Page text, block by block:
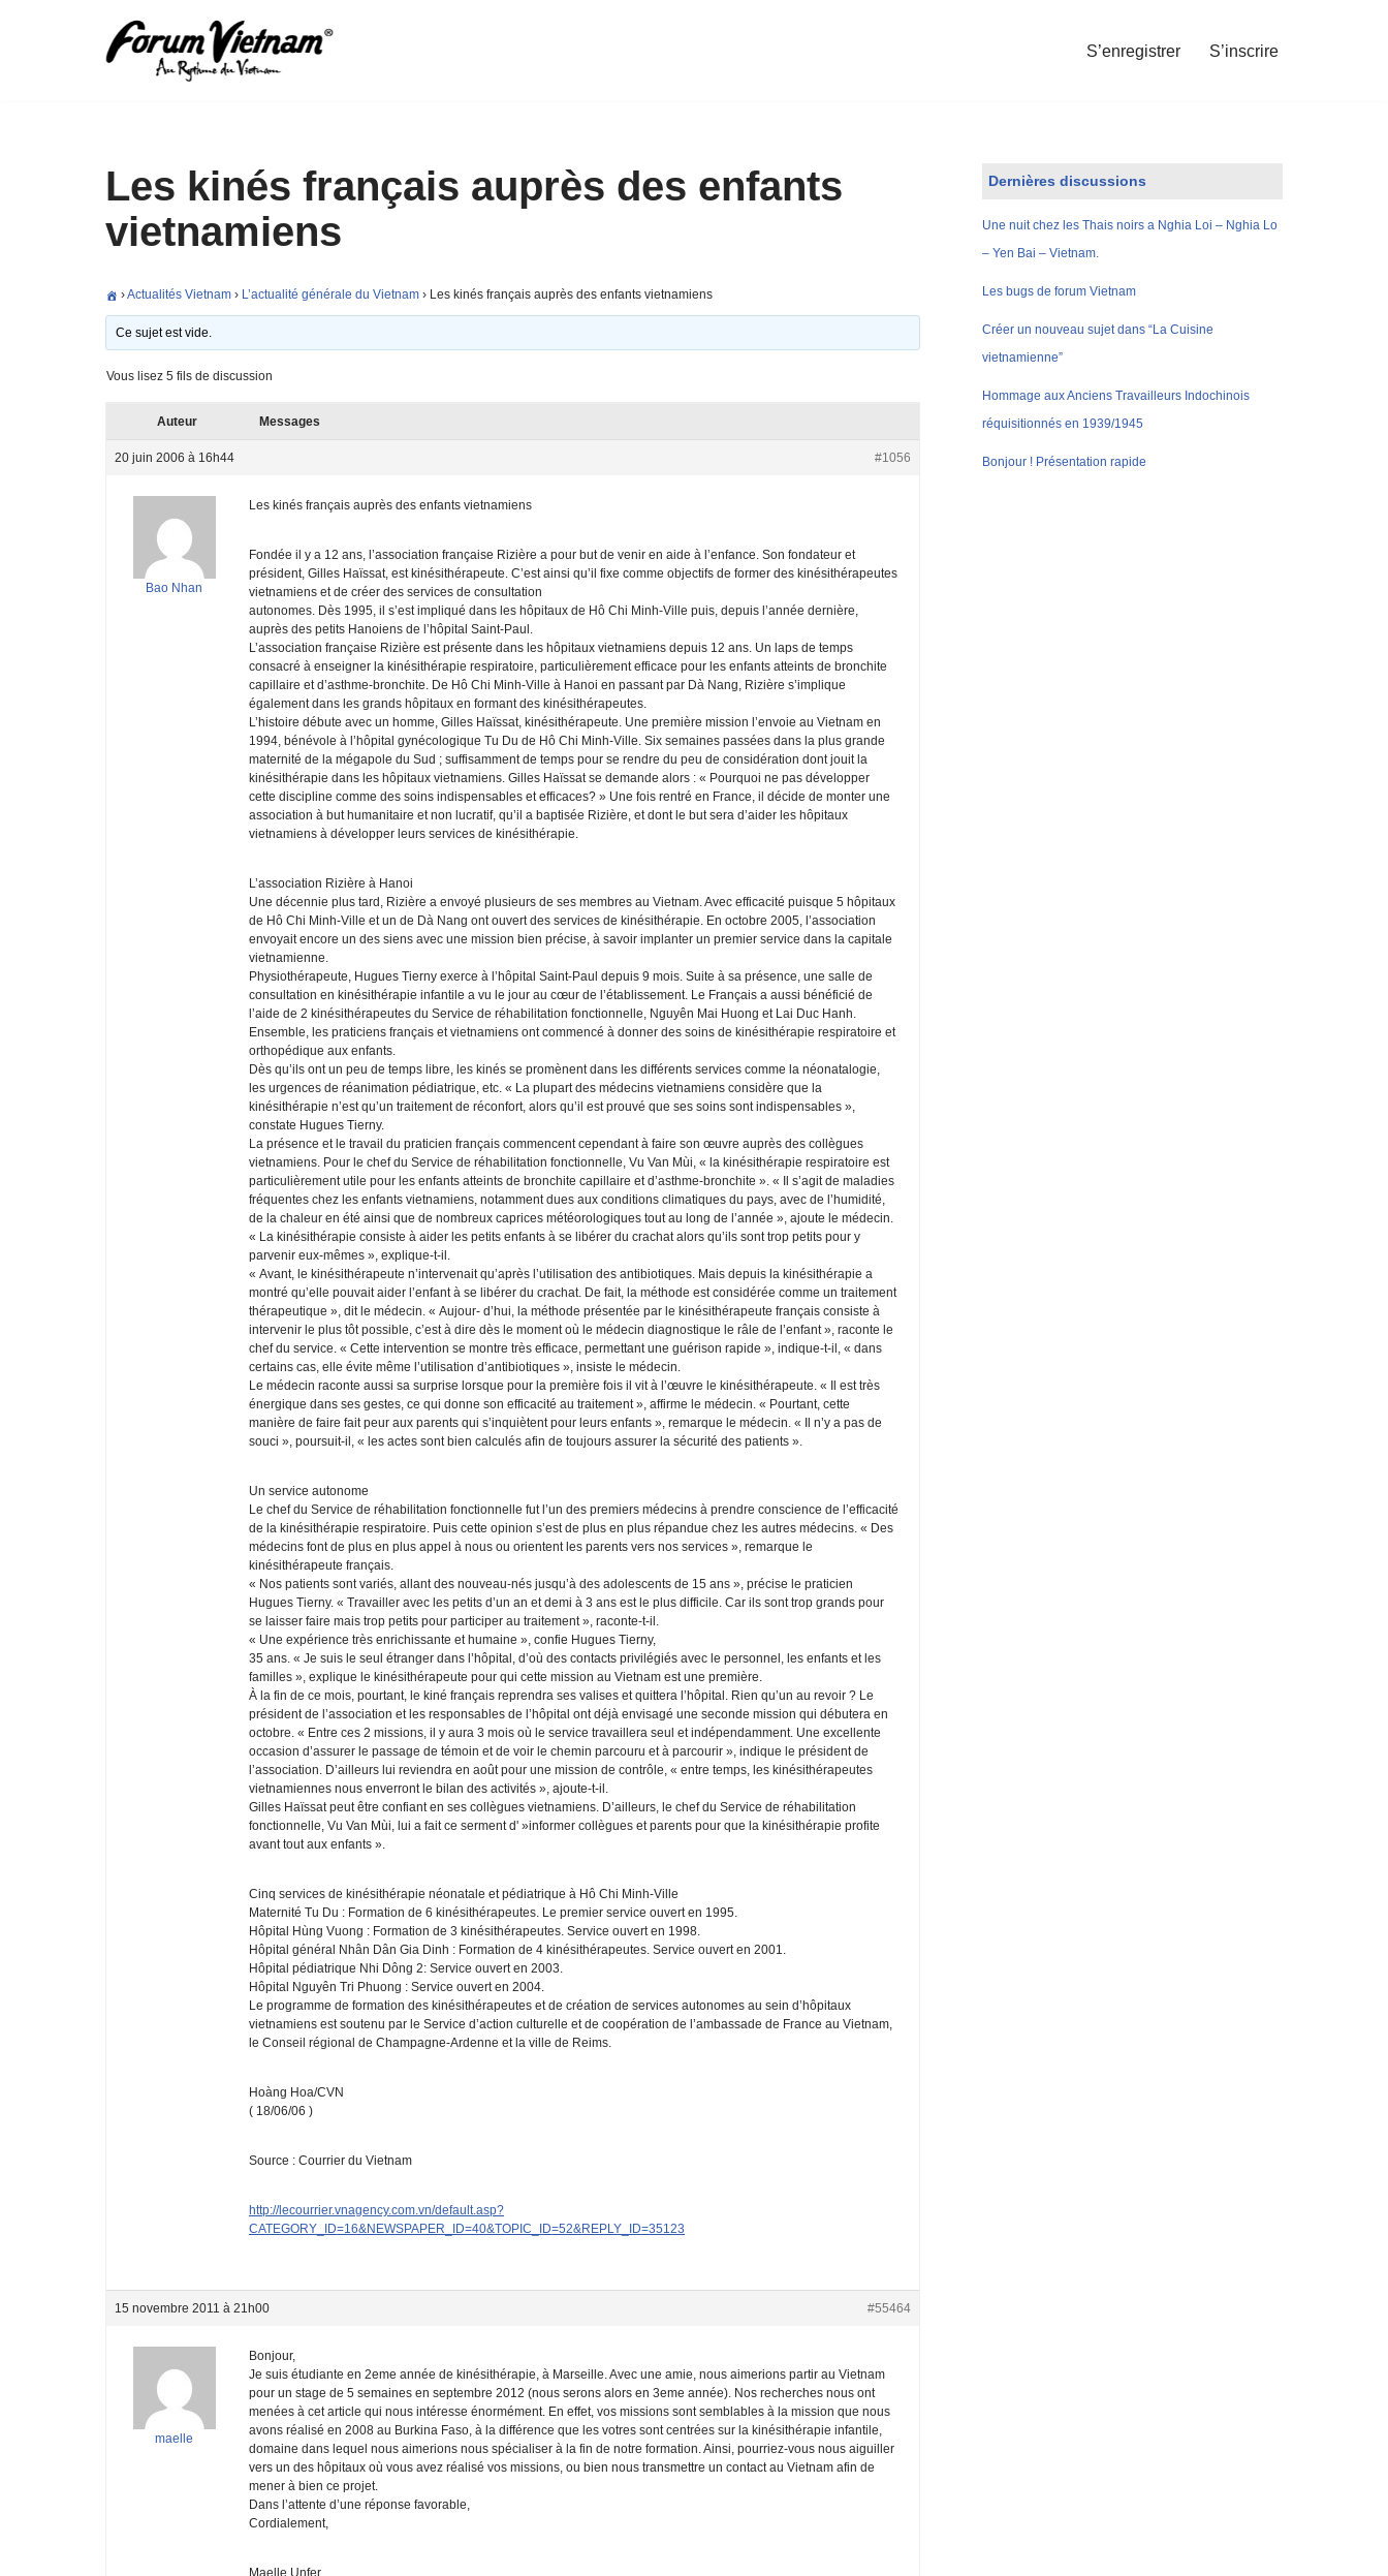
S’enregistrer S’inscrire
Les kinés français auprès des enfants
vietnamiens
›Actualités Vietnam › L’actualité générale du Vietnam › Les kinés français auprès des enfants vietnamiens
Ce sujet est vide.
Vous lisez 5 fils de discussion
Auteur Messages
20 juin 2006 à 16h44 #1056
Bao Nhan
Les kinés français auprès des enfants vietnamiens
Fondée il y a 12 ans, l’association française Rizière a pour but de venir en aide à l’enfance. Son fondateur et
président, Gilles Haïssat, est kinésithérapeute. C’est ainsi qu’il fixe comme objectifs de former des kinésithérapeutes
vietnamiens et de créer des services de consultation
autonomes. Dès 1995, il s’est impliqué dans les hôpitaux de Hô Chi Minh-Ville puis, depuis l’année dernière,
auprès des petits Hanoiens de l’hôpital Saint-Paul.
L’association française Rizière est présente dans les hôpitaux vietnamiens depuis 12 ans. Un laps de temps
consacré à enseigner la kinésithérapie respiratoire, particulièrement efficace pour les enfants atteints de bronchite
capillaire et d’asthme-bronchite. De Hô Chi Minh-Ville à Hanoi en passant par Dà Nang, Rizière s’implique
également dans les grands hôpitaux en formant des kinésithérapeutes.
L’histoire débute avec un homme, Gilles Haïssat, kinésithérapeute. Une première mission l’envoie au Vietnam en
1994, bénévole à l’hôpital gynécologique Tu Du de Hô Chi Minh-Ville. Six semaines passées dans la plus grande
maternité de la mégapole du Sud ; suffisamment de temps pour se rendre du peu de considération dont jouit la
kinésithérapie dans les hôpitaux vietnamiens. Gilles Haïssat se demande alors : « Pourquoi ne pas développer
cette discipline comme des soins indispensables et efficaces? » Une fois rentré en France, il décide de monter une
association à but humanitaire et non lucratif, qu’il a baptisée Rizière, et dont le but sera d’aider les hôpitaux
vietnamiens à développer leurs services de kinésithérapie.
L’association Rizière à Hanoi
Une décennie plus tard, Rizière a envoyé plusieurs de ses membres au Vietnam. Avec efficacité puisque 5 hôpitaux
de Hô Chi Minh-Ville et un de Dà Nang ont ouvert des services de kinésithérapie. En octobre 2005, l’association
envoyait encore un des siens avec une mission bien précise, à savoir implanter un premier service dans la capitale
vietnamienne.
Physiothérapeute, Hugues Tierny exerce à l’hôpital Saint-Paul depuis 9 mois. Suite à sa présence, une salle de
consultation en kinésithérapie infantile a vu le jour au cœur de l’établissement. Le Français a aussi bénéficié de
l’aide de 2 kinésithérapeutes du Service de réhabilitation fonctionnelle, Nguyên Mai Huong et Lai Duc Hanh.
Ensemble, les praticiens français et vietnamiens ont commencé à donner des soins de kinésithérapie respiratoire et
orthopédique aux enfants.
Dès qu’ils ont un peu de temps libre, les kinés se promènent dans les différents services comme la néonatalogie,
les urgences de réanimation pédiatrique, etc. « La plupart des médecins vietnamiens considère que la
kinésithérapie n’est qu’un traitement de réconfort, alors qu’il est prouvé que ses soins sont indispensables »,
constate Hugues Tierny.
La présence et le travail du praticien français commencent cependant à faire son œuvre auprès des collègues
vietnamiens. Pour le chef du Service de réhabilitation fonctionnelle, Vu Van Mùi, « la kinésithérapie respiratoire est
particulièrement utile pour les enfants atteints de bronchite capillaire et d’asthme-bronchite ». « Il s’agit de maladies
fréquentes chez les enfants vietnamiens, notamment dues aux conditions climatiques du pays, avec de l’humidité,
de la chaleur en été ainsi que de nombreux caprices météorologiques tout au long de l’année », ajoute le médecin.
« La kinésithérapie consiste à aider les petits enfants à se libérer du crachat alors qu’ils sont trop petits pour y
parvenir eux-mêmes », explique-t-il.
« Avant, le kinésithérapeute n’intervenait qu’après l’utilisation des antibiotiques. Mais depuis la kinésithérapie a
montré qu’elle pouvait aider l’enfant à se libérer du crachat. De fait, la méthode est considérée comme un traitement
thérapeutique », dit le médecin. « Aujour- d’hui, la méthode présentée par le kinésithérapeute français consiste à
intervenir le plus tôt possible, c’est à dire dès le moment où le médecin diagnostique le râle de l’enfant », raconte le
chef du service. « Cette intervention se montre très efficace, permettant une guérison rapide », indique-t-il, « dans
certains cas, elle évite même l’utilisation d’antibiotiques », insiste le médecin.
Le médecin raconte aussi sa surprise lorsque pour la première fois il vit à l’œuvre le kinésithérapeute. « Il est très
énergique dans ses gestes, ce qui donne son efficacité au traitement », affirme le médecin. « Pourtant, cette
manière de faire fait peur aux parents qui s’inquiètent pour leurs enfants », remarque le médecin. « Il n’y a pas de
souci », poursuit-il, « les actes sont bien calculés afin de toujours assurer la sécurité des patients ».
Un service autonome
Le chef du Service de réhabilitation fonctionnelle fut l’un des premiers médecins à prendre conscience de l’efficacité
de la kinésithérapie respiratoire. Puis cette opinion s’est de plus en plus répandue chez les autres médecins. « Des
médecins font de plus en plus appel à nous ou orientent les parents vers nos services », remarque le
kinésithérapeute français.
« Nos patients sont variés, allant des nouveau-nés jusqu’à des adolescents de 15 ans », précise le praticien
Hugues Tierny. « Travailler avec les petits d’un an et demi à 3 ans est le plus difficile. Car ils sont trop grands pour
se laisser faire mais trop petits pour participer au traitement », raconte-t-il.
« Une expérience très enrichissante et humaine », confie Hugues Tierny,
35 ans. « Je suis le seul étranger dans l’hôpital, d’où des contacts privilégiés avec le personnel, les enfants et les
familles », explique le kinésithérapeute pour qui cette mission au Vietnam est une première.
À la fin de ce mois, pourtant, le kiné français reprendra ses valises et quittera l’hôpital. Rien qu’un au revoir ? Le
président de l’association et les responsables de l’hôpital ont déjà envisagé une seconde mission qui débutera en
octobre. « Entre ces 2 missions, il y aura 3 mois où le service travaillera seul et indépendamment. Une excellente
occasion d’assurer le passage de témoin et de voir le chemin parcouru et à parcourir », indique le président de
l’association. D’ailleurs lui reviendra en août pour une mission de contrôle, « entre temps, les kinésithérapeutes
vietnamiennes nous enverront le bilan des activités », ajoute-t-il.
Gilles Haïssat peut être confiant en ses collègues vietnamiens. D’ailleurs, le chef du Service de réhabilitation
fonctionnelle, Vu Van Mùi, lui a fait ce serment d' »informer collègues et parents pour que la kinésithérapie profite
avant tout aux enfants ».
Cinq services de kinésithérapie néonatale et pédiatrique à Hô Chi Minh-Ville
Maternité Tu Du : Formation de 6 kinésithérapeutes. Le premier service ouvert en 1995.
Hôpital Hùng Vuong : Formation de 3 kinésithérapeutes. Service ouvert en 1998.
Hôpital général Nhân Dân Gia Dinh : Formation de 4 kinésithérapeutes. Service ouvert en 2001.
Hôpital pédiatrique Nhi Dông 2: Service ouvert en 2003.
Hôpital Nguyên Tri Phuong : Service ouvert en 2004.
Le programme de formation des kinésithérapeutes et de création de services autonomes au sein d’hôpitaux
vietnamiens est soutenu par le Service d’action culturelle et de coopération de l’ambassade de France au Vietnam,
le Conseil régional de Champagne-Ardenne et la ville de Reims.
Hoàng Hoa/CVN
( 18/06/06 )
Source : Courrier du Vietnam
http://lecourrier.vnagency.com.vn/default.asp?
CATEGORY_ID=16&NEWSPAPER_ID=40&TOPIC_ID=52&REPLY_ID=35123
15 novembre 2011 à 21h00 #55464
maelle
Bonjour,
Je suis étudiante en 2eme année de kinésithérapie, à Marseille. Avec une amie, nous aimerions partir au Vietnam
pour un stage de 5 semaines en septembre 2012 (nous serons alors en 3eme année). Nos recherches nous ont
menées à cet article qui nous intéresse énormément. En effet, vos missions sont semblables à la mission que nous
avons réalisé en 2008 au Burkina Faso, à la différence que les votres sont centrées sur la kinésithérapie infantile,
domaine dans lequel nous aimerions nous spécialiser à la fin de notre formation. Ainsi, pourriez-vous nous aiguiller
vers un des hôpitaux où vous avez réalisé vos missions, ou bien nous transmettre un contact au Vietnam afin de
mener à bien ce projet.
Dans l’attente d’une réponse favorable,
Cordialement,
Maelle Unfer
Dernières discussions
Une nuit chez les Thais noirs a Nghia Loi – Nghia Lo
– Yen Bai – Vietnam.
Les bugs de forum Vietnam
Créer un nouveau sujet dans “La Cuisine
vietnamienne”
Hommage aux Anciens Travailleurs Indochinois
réquisitionnés en 1939/1945
Bonjour ! Présentation rapide